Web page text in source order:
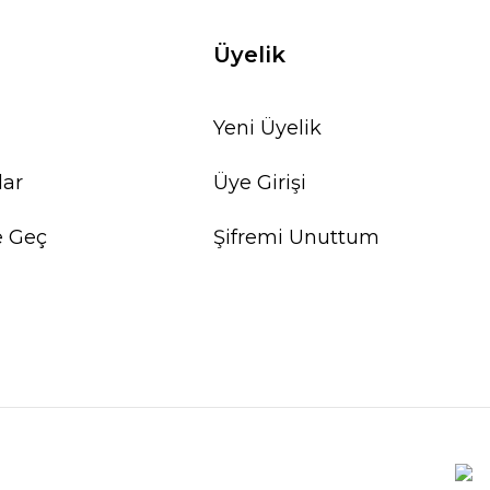
Geç
Üyelik
Yeni Üyelik
Üye Girişi
Şifremi Unuttum